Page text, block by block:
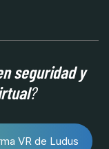
seguridad y
?
VR de Ludus